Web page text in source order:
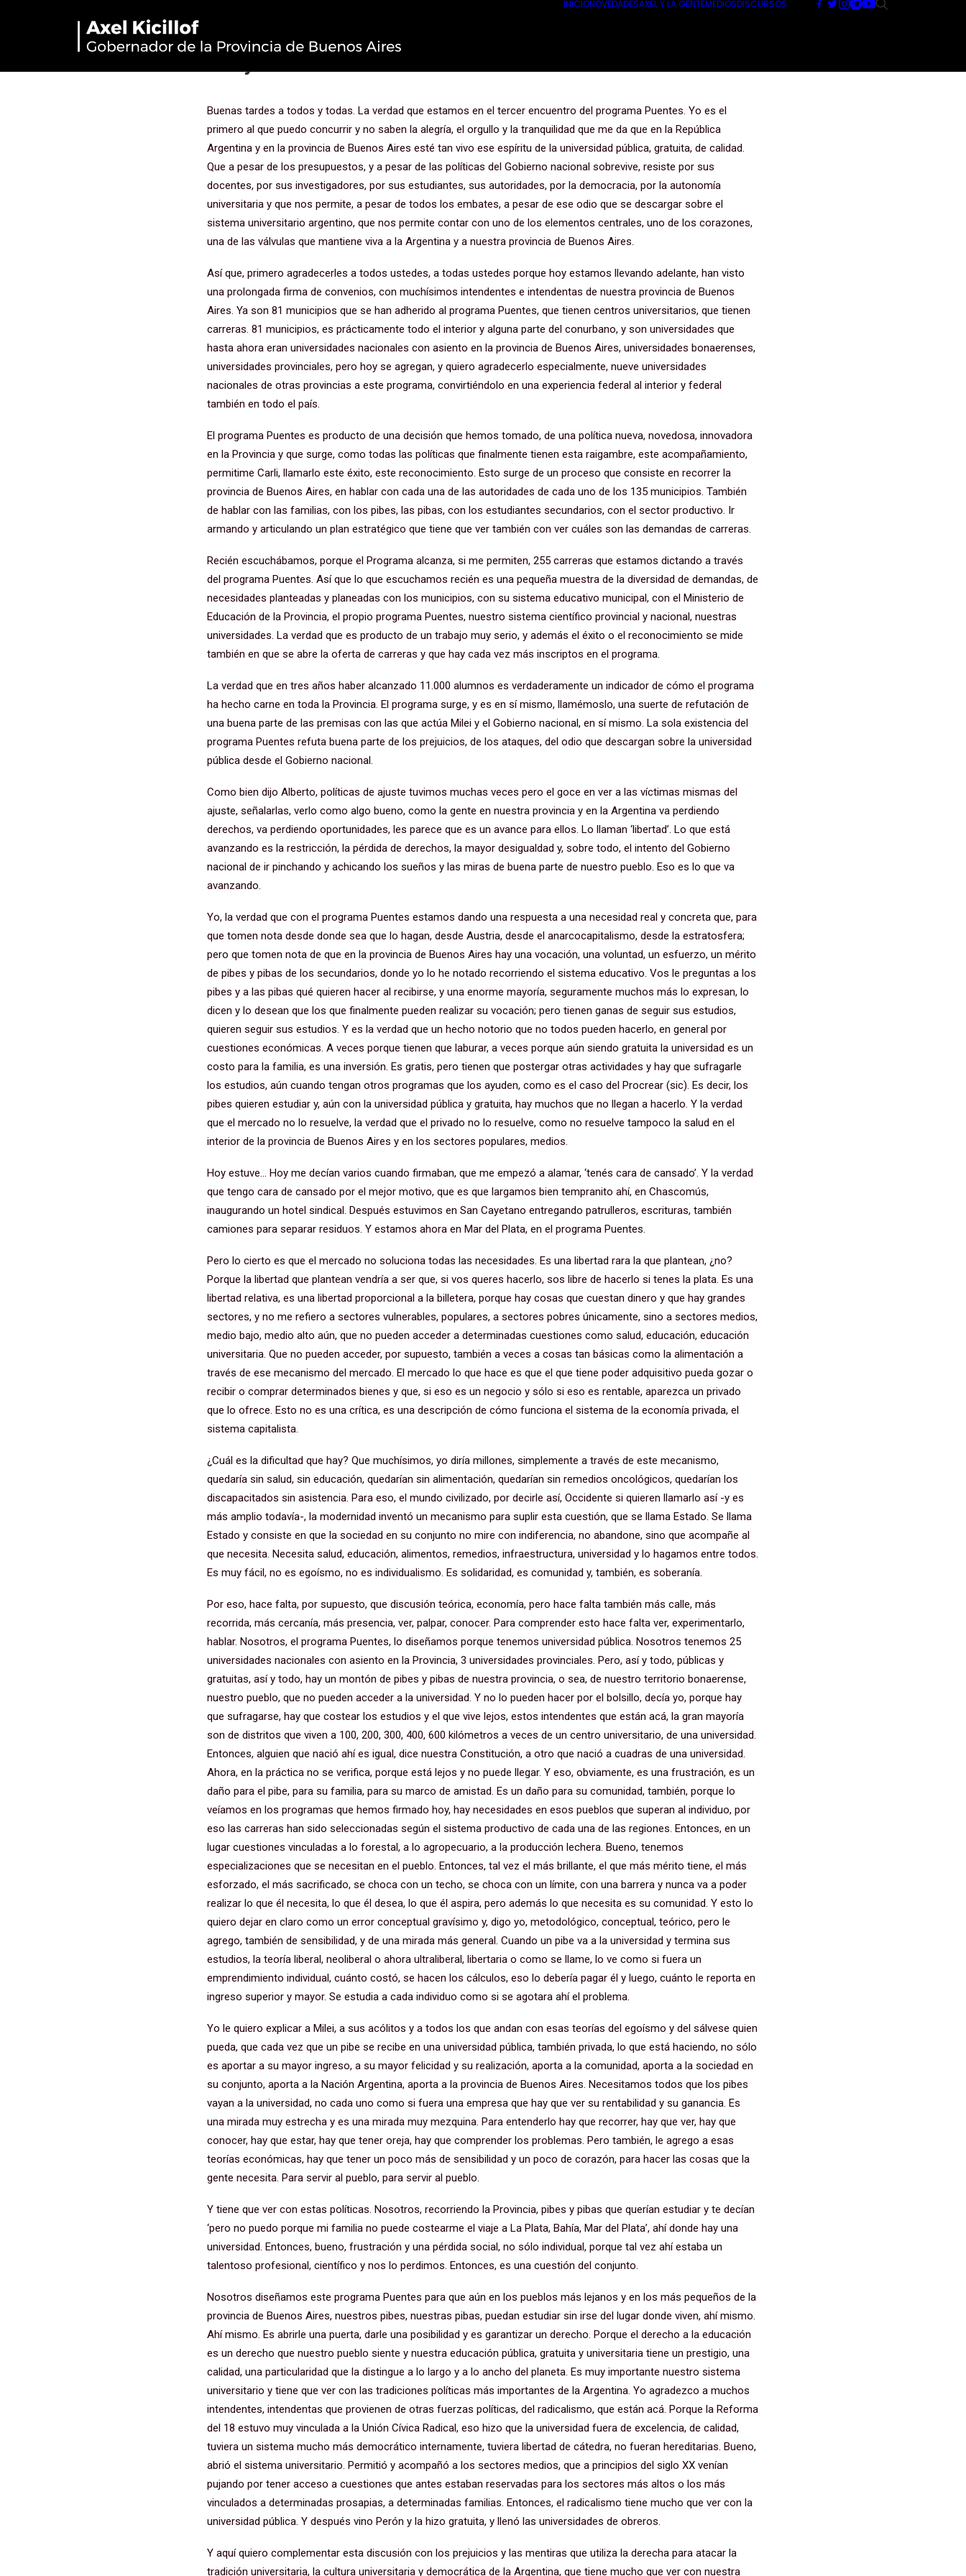
INICIONOVEDADESAXEL Y LA GENTEMEDIOSDISCURSOS
3° Encuentro del Programa Puentes en General
Buenas tardes a todos y todas. La verdad que estamos en el tercer encuentro del programa Puentes. Yo es el
primero al que puedo concurrir y no saben la alegría, el orgullo y la tranquilidad que me da que en la República
Argentina y en la provincia de Buenos Aires esté tan vivo ese espíritu de la universidad pública, gratuita, de calidad.
Que a pesar de los presupuestos, y a pesar de las políticas del Gobierno nacional sobrevive, resiste por sus
docentes, por sus investigadores, por sus estudiantes, sus autoridades, por la democracia, por la autonomía
universitaria y que nos permite, a pesar de todos los embates, a pesar de ese odio que se descargar sobre el
sistema universitario argentino, que nos permite contar con uno de los elementos centrales, uno de los corazones,
una de las válvulas que mantiene viva a la Argentina y a nuestra provincia de Buenos Aires.
Así que, primero agradecerles a todos ustedes, a todas ustedes porque hoy estamos llevando adelante, han visto
una prolongada firma de convenios, con muchísimos intendentes e intendentas de nuestra provincia de Buenos
Aires. Ya son 81 municipios que se han adherido al programa Puentes, que tienen centros universitarios, que tienen
carreras. 81 municipios, es prácticamente todo el interior y alguna parte del conurbano, y son universidades que
hasta ahora eran universidades nacionales con asiento en la provincia de Buenos Aires, universidades bonaerenses,
universidades provinciales, pero hoy se agregan, y quiero agradecerlo especialmente, nueve universidades
nacionales de otras provincias a este programa, convirtiéndolo en una experiencia federal al interior y federal
también en todo el país.
El programa Puentes es producto de una decisión que hemos tomado, de una política nueva, novedosa, innovadora
en la Provincia y que surge, como todas las políticas que finalmente tienen esta raigambre, este acompañamiento,
permitime Carli, llamarlo este éxito, este reconocimiento. Esto surge de un proceso que consiste en recorrer la
provincia de Buenos Aires, en hablar con cada una de las autoridades de cada uno de los 135 municipios. También
de hablar con las familias, con los pibes, las pibas, con los estudiantes secundarios, con el sector productivo. Ir
armando y articulando un plan estratégico que tiene que ver también con ver cuáles son las demandas de carreras.
Recién escuchábamos, porque el Programa alcanza, si me permiten, 255 carreras que estamos dictando a través
del programa Puentes. Así que lo que escuchamos recién es una pequeña muestra de la diversidad de demandas, de
necesidades planteadas y planeadas con los municipios, con su sistema educativo municipal, con el Ministerio de
Educación de la Provincia, el propio programa Puentes, nuestro sistema científico provincial y nacional, nuestras
universidades. La verdad que es producto de un trabajo muy serio, y además el éxito o el reconocimiento se mide
también en que se abre la oferta de carreras y que hay cada vez más inscriptos en el programa.
La verdad que en tres años haber alcanzado 11.000 alumnos es verdaderamente un indicador de cómo el programa
ha hecho carne en toda la Provincia. El programa surge, y es en sí mismo, llamémoslo, una suerte de refutación de
una buena parte de las premisas con las que actúa Milei y el Gobierno nacional, en sí mismo. La sola existencia del
programa Puentes refuta buena parte de los prejuicios, de los ataques, del odio que descargan sobre la universidad
pública desde el Gobierno nacional.
Como bien dijo Alberto, políticas de ajuste tuvimos muchas veces pero el goce en ver a las víctimas mismas del
ajuste, señalarlas, verlo como algo bueno, como la gente en nuestra provincia y en la Argentina va perdiendo
derechos, va perdiendo oportunidades, les parece que es un avance para ellos. Lo llaman ‘libertad’. Lo que está
avanzando es la restricción, la pérdida de derechos, la mayor desigualdad y, sobre todo, el intento del Gobierno
nacional de ir pinchando y achicando los sueños y las miras de buena parte de nuestro pueblo. Eso es lo que va
avanzando.
Yo, la verdad que con el programa Puentes estamos dando una respuesta a una necesidad real y concreta que, para
que tomen nota desde donde sea que lo hagan, desde Austria, desde el anarcocapitalismo, desde la estratosfera;
pero que tomen nota de que en la provincia de Buenos Aires hay una vocación, una voluntad, un esfuerzo, un mérito
de pibes y pibas de los secundarios, donde yo lo he notado recorriendo el sistema educativo. Vos le preguntas a los
pibes y a las pibas qué quieren hacer al recibirse, y una enorme mayoría, seguramente muchos más lo expresan, lo
dicen y lo desean que los que finalmente pueden realizar su vocación; pero tienen ganas de seguir sus estudios,
quieren seguir sus estudios. Y es la verdad que un hecho notorio que no todos pueden hacerlo, en general por
cuestiones económicas. A veces porque tienen que laburar, a veces porque aún siendo gratuita la universidad es un
costo para la familia, es una inversión. Es gratis, pero tienen que postergar otras actividades y hay que sufragarle
los estudios, aún cuando tengan otros programas que los ayuden, como es el caso del Procrear (sic). Es decir, los
pibes quieren estudiar y, aún con la universidad pública y gratuita, hay muchos que no llegan a hacerlo. Y la verdad
que el mercado no lo resuelve, la verdad que el privado no lo resuelve, como no resuelve tampoco la salud en el
interior de la provincia de Buenos Aires y en los sectores populares, medios.
Hoy estuve… Hoy me decían varios cuando firmaban, que me empezó a alamar, ‘tenés cara de cansado’. Y la verdad
que tengo cara de cansado por el mejor motivo, que es que largamos bien tempranito ahí, en Chascomús,
inaugurando un hotel sindical. Después estuvimos en San Cayetano entregando patrulleros, escrituras, también
camiones para separar residuos. Y estamos ahora en Mar del Plata, en el programa Puentes.
Pero lo cierto es que el mercado no soluciona todas las necesidades. Es una libertad rara la que plantean, ¿no?
Porque la libertad que plantean vendría a ser que, si vos queres hacerlo, sos libre de hacerlo si tenes la plata. Es una
libertad relativa, es una libertad proporcional a la billetera, porque hay cosas que cuestan dinero y que hay grandes
sectores, y no me refiero a sectores vulnerables, populares, a sectores pobres únicamente, sino a sectores medios,
medio bajo, medio alto aún, que no pueden acceder a determinadas cuestiones como salud, educación, educación
universitaria. Que no pueden acceder, por supuesto, también a veces a cosas tan básicas como la alimentación a
través de ese mecanismo del mercado. El mercado lo que hace es que el que tiene poder adquisitivo pueda gozar o
recibir o comprar determinados bienes y que, si eso es un negocio y sólo si eso es rentable, aparezca un privado
que lo ofrece. Esto no es una crítica, es una descripción de cómo funciona el sistema de la economía privada, el
sistema capitalista.
¿Cuál es la dificultad que hay? Que muchísimos, yo diría millones, simplemente a través de este mecanismo,
quedaría sin salud, sin educación, quedarían sin alimentación, quedarían sin remedios oncológicos, quedarían los
discapacitados sin asistencia. Para eso, el mundo civilizado, por decirle así, Occidente si quieren llamarlo así -y es
más amplio todavía-, la modernidad inventó un mecanismo para suplir esta cuestión, que se llama Estado. Se llama
Estado y consiste en que la sociedad en su conjunto no mire con indiferencia, no abandone, sino que acompañe al
que necesita. Necesita salud, educación, alimentos, remedios, infraestructura, universidad y lo hagamos entre todos.
Es muy fácil, no es egoísmo, no es individualismo. Es solidaridad, es comunidad y, también, es soberanía.
Por eso, hace falta, por supuesto, que discusión teórica, economía, pero hace falta también más calle, más
recorrida, más cercanía, más presencia, ver, palpar, conocer. Para comprender esto hace falta ver, experimentarlo,
hablar. Nosotros, el programa Puentes, lo diseñamos porque tenemos universidad pública. Nosotros tenemos 25
universidades nacionales con asiento en la Provincia, 3 universidades provinciales. Pero, así y todo, públicas y
gratuitas, así y todo, hay un montón de pibes y pibas de nuestra provincia, o sea, de nuestro territorio bonaerense,
nuestro pueblo, que no pueden acceder a la universidad. Y no lo pueden hacer por el bolsillo, decía yo, porque hay
que sufragarse, hay que costear los estudios y el que vive lejos, estos intendentes que están acá, la gran mayoría
son de distritos que viven a 100, 200, 300, 400, 600 kilómetros a veces de un centro universitario, de una universidad.
Entonces, alguien que nació ahí es igual, dice nuestra Constitución, a otro que nació a cuadras de una universidad.
Ahora, en la práctica no se verifica, porque está lejos y no puede llegar. Y eso, obviamente, es una frustración, es un
daño para el pibe, para su familia, para su marco de amistad. Es un daño para su comunidad, también, porque lo
veíamos en los programas que hemos firmado hoy, hay necesidades en esos pueblos que superan al individuo, por
eso las carreras han sido seleccionadas según el sistema productivo de cada una de las regiones. Entonces, en un
lugar cuestiones vinculadas a lo forestal, a lo agropecuario, a la producción lechera. Bueno, tenemos
especializaciones que se necesitan en el pueblo. Entonces, tal vez el más brillante, el que más mérito tiene, el más
esforzado, el más sacrificado, se choca con un techo, se choca con un límite, con una barrera y nunca va a poder
realizar lo que él necesita, lo que él desea, lo que él aspira, pero además lo que necesita es su comunidad. Y esto lo
quiero dejar en claro como un error conceptual gravísimo y, digo yo, metodológico, conceptual, teórico, pero le
agrego, también de sensibilidad, y de una mirada más general. Cuando un pibe va a la universidad y termina sus
estudios, la teoría liberal, neoliberal o ahora ultraliberal, libertaria o como se llame, lo ve como si fuera un
emprendimiento individual, cuánto costó, se hacen los cálculos, eso lo debería pagar él y luego, cuánto le reporta en
ingreso superior y mayor. Se estudia a cada individuo como si se agotara ahí el problema.
Yo le quiero explicar a Milei, a sus acólitos y a todos los que andan con esas teorías del egoísmo y del sálvese quien
pueda, que cada vez que un pibe se recibe en una universidad pública, también privada, lo que está haciendo, no sólo
es aportar a su mayor ingreso, a su mayor felicidad y su realización, aporta a la comunidad, aporta a la sociedad en
su conjunto, aporta a la Nación Argentina, aporta a la provincia de Buenos Aires. Necesitamos todos que los pibes
vayan a la universidad, no cada uno como si fuera una empresa que hay que ver su rentabilidad y su ganancia. Es
una mirada muy estrecha y es una mirada muy mezquina. Para entenderlo hay que recorrer, hay que ver, hay que
conocer, hay que estar, hay que tener oreja, hay que comprender los problemas. Pero también, le agrego a esas
teorías económicas, hay que tener un poco más de sensibilidad y un poco de corazón, para hacer las cosas que la
gente necesita. Para servir al pueblo, para servir al pueblo.
Y tiene que ver con estas políticas. Nosotros, recorriendo la Provincia, pibes y pibas que querían estudiar y te decían
‘pero no puedo porque mi familia no puede costearme el viaje a La Plata, Bahía, Mar del Plata’, ahí donde hay una
universidad. Entonces, bueno, frustración y una pérdida social, no sólo individual, porque tal vez ahí estaba un
talentoso profesional, científico y nos lo perdimos. Entonces, es una cuestión del conjunto.
Nosotros diseñamos este programa Puentes para que aún en los pueblos más lejanos y en los más pequeños de la
provincia de Buenos Aires, nuestros pibes, nuestras pibas, puedan estudiar sin irse del lugar donde viven, ahí mismo.
Ahí mismo. Es abrirle una puerta, darle una posibilidad y es garantizar un derecho. Porque el derecho a la educación
es un derecho que nuestro pueblo siente y nuestra educación pública, gratuita y universitaria tiene un prestigio, una
calidad, una particularidad que la distingue a lo largo y a lo ancho del planeta. Es muy importante nuestro sistema
universitario y tiene que ver con las tradiciones políticas más importantes de la Argentina. Yo agradezco a muchos
intendentes, intendentas que provienen de otras fuerzas políticas, del radicalismo, que están acá. Porque la Reforma
del 18 estuvo muy vinculada a la Unión Cívica Radical, eso hizo que la universidad fuera de excelencia, de calidad,
tuviera un sistema mucho más democrático internamente, tuviera libertad de cátedra, no fueran hereditarias. Bueno,
abrió el sistema universitario. Permitió y acompañó a los sectores medios, que a principios del siglo XX venían
pujando por tener acceso a cuestiones que antes estaban reservadas para los sectores más altos o los más
vinculados a determinadas prosapias, a determinadas familias. Entonces, el radicalismo tiene mucho que ver con la
universidad pública. Y después vino Perón y la hizo gratuita, y llenó las universidades de obreros.
Y aquí quiero complementar esta discusión con los prejuicios y las mentiras que utiliza la derecha para atacar la
tradición universitaria, la cultura universitaria y democrática de la Argentina, que tiene mucho que ver con nuestra